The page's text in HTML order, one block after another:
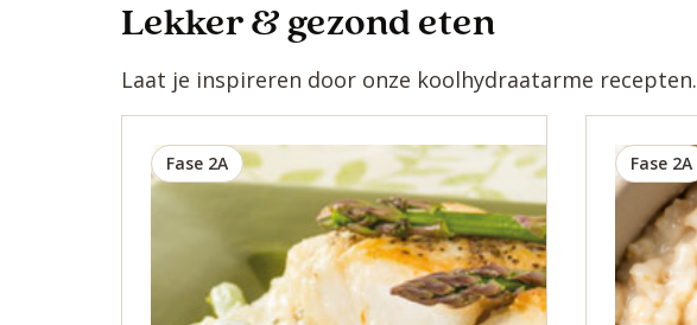
Lekker & gezond eten
Laat je inspireren door onze koolhydraatarme recepten.
Fase 2A Fase 2A